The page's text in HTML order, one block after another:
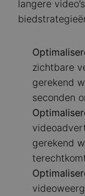
langere
zichtbare
gerekend
seconden
gerekend